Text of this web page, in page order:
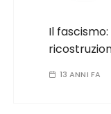
Il
13 ANNI FA